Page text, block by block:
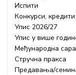
Испити
Конкурси,
Упис 2026/27
Упис у више
Међународна
Стручна пракса
Предавања/